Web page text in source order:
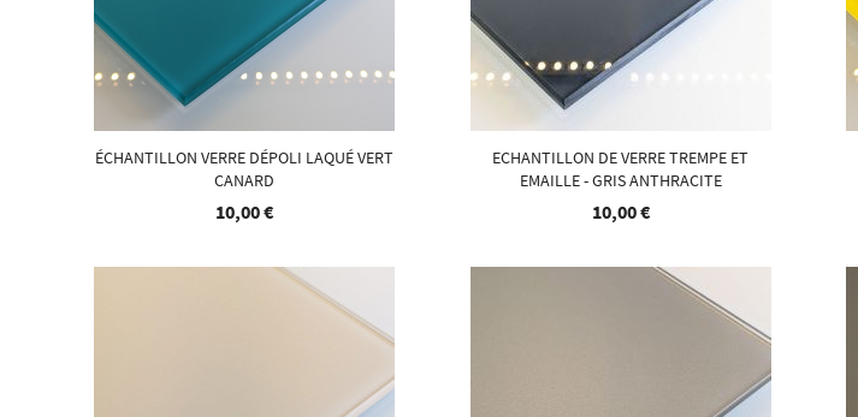
ÉCHANTILLON VERRE DÉPOLI LAQUÉ VERT
CANARD
10,00 €
ECHANTILLON DE VERRE TREMPE ET
EMAILLE - GRIS ANTHRACITE
10,00 €